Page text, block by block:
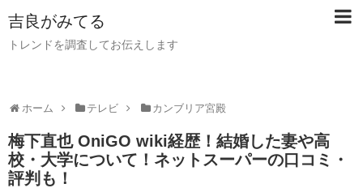
吉良がみてる
トレンドを調査してお伝えします
ホーム テレビ カンブリア宮殿
梅下直也 OniGO wiki経歴！結婚した妻や高
校・大学について！ネットスーパーの口コミ・
評判も！